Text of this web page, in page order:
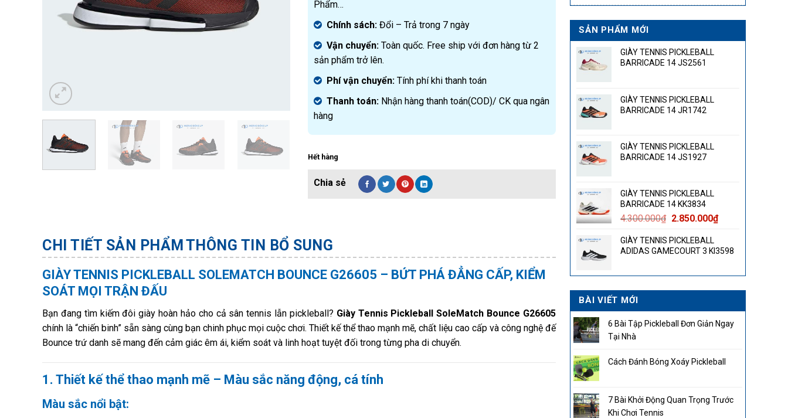
SẢN PHẨM MỚI
GIÀY TENNIS PICKLEBALL
BARRICADE 14 JS2561
GIÀY TENNIS PICKLEBALL
BARRICADE 14 JR1742
GIÀY TENNIS PICKLEBALL
BARRICADE 14 JS1927
GIÀY TENNIS PICKLEBALL
BARRICADE 14 KK3834
4.300.000₫ Giá
là:
4.300.000₫.
2.850.000₫Giá
là:
GIÀY TENNIS PICKLEBALL
ADIDAS GAMECOURT 3 KI3598
BÀI VIẾT MỚI
6 Bài Tập Pickleball Đơn Giản Ngay
Tại Nhà
Cách Đánh Bóng Xoáy Pickleball
7 Bài Khởi Động Quan Trọng Trước
Khi Chơi Tennis
Phẩm…
Chính sách: Đổi – Trả trong 7 ngày
Vận chuyển: Toàn quốc. Free ship với đơn hàng từ 2
sản phẩm trở lên.
Phí vận chuyển: Tính phí khi thanh toán
Thanh toán: Nhận hàng thanh toán(COD)/ CK qua ngân
hàng
Hết hàng
CHI TIẾT SẢN PHẨM THÔNG TIN BỔ SUNG
GIÀY TENNIS PICKLEBALL SOLEMATCH BOUNCE G26605 – BỨT PHÁ ĐẲNG CẤP, KIỂM
SOÁT MỌI TRẬN ĐẤU
Bạn đang tìm kiếm đôi giày hoàn hảo cho cả sân tennis lẫn pickleball? Giày Tennis Pickleball SoleMatch Bounce G26605
chính là “chiến binh” sẵn sàng cùng bạn chinh phục mọi cuộc chơi. Thiết kế thể thao mạnh mẽ, chất liệu cao cấp và công nghệ đế
Bounce trứ danh sẽ mang đến cảm giác êm ái, kiểm soát và linh hoạt tuyệt đối trong từng pha di chuyển.
1. Thiết kế thể thao mạnh mẽ – Màu sắc năng động, cá tính
Màu sắc nổi bật: